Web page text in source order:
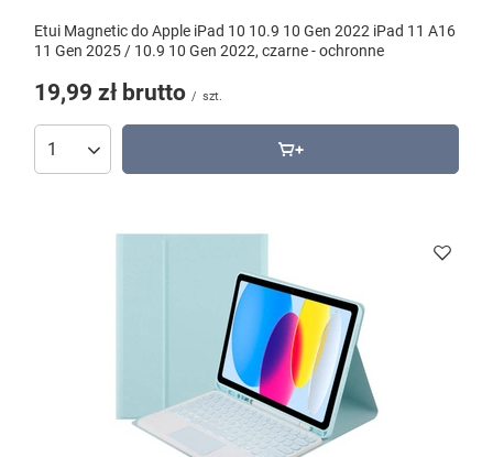
Etui Magnetic do Apple iPad 10 10.9 10 Gen 2022 iPad 11 A16
11 Gen 2025 / 10.9 10 Gen 2022, czarne - ochronne
19,99 zł brutto / szt.